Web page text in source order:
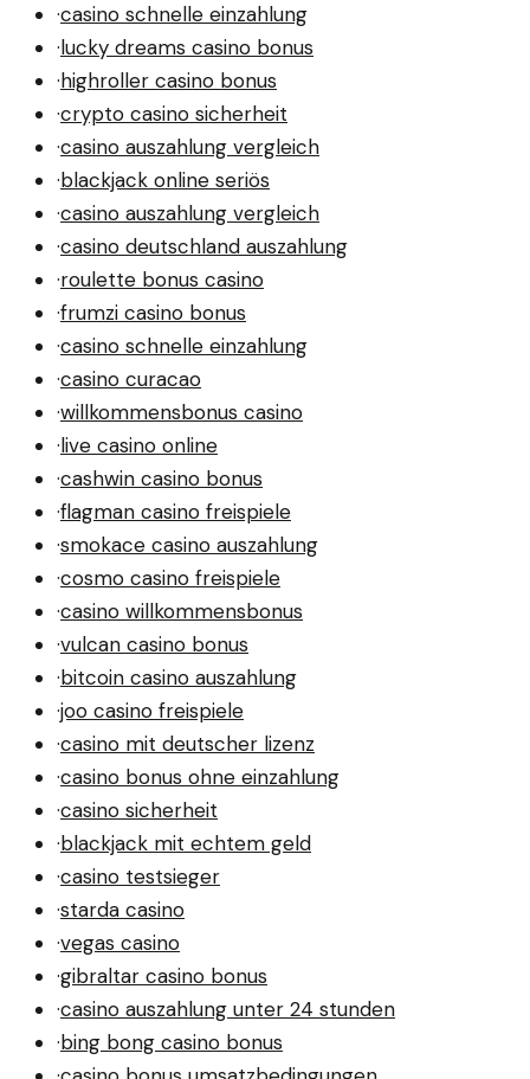
·casino schnelle einzahlung
·lucky dreams casino bonus
·highroller casino bonus
·crypto casino sicherheit
·casino auszahlung vergleich
·blackjack online seriös
·casino auszahlung vergleich
·casino deutschland auszahlung
·roulette bonus casino
·frumzi casino bonus
·casino schnelle einzahlung
·casino curacao
·willkommensbonus casino
·live casino online
·cashwin casino bonus
·flagman casino freispiele
·smokace casino auszahlung
·cosmo casino freispiele
·casino willkommensbonus
·vulcan casino bonus
·bitcoin casino auszahlung
·joo casino freispiele
·casino mit deutscher lizenz
·casino bonus ohne einzahlung
·casino sicherheit
·blackjack mit echtem geld
·casino testsieger
·starda casino
·vegas casino
·gibraltar casino bonus
·casino auszahlung unter 24 stunden
·bing bong casino bonus